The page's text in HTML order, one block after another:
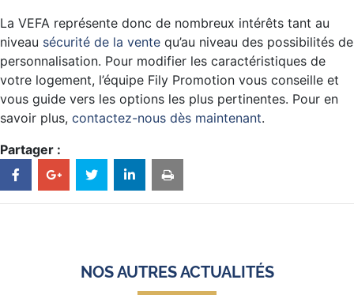
La VEFA représente donc de nombreux intérêts tant au
niveau sécurité de la vente qu’au niveau des possibilités de
personnalisation. Pour modifier les caractéristiques de
votre logement, l’équipe Fily Promotion vous conseille et
vous guide vers les options les plus pertinentes. Pour en
savoir plus, contactez-nous dès maintenant.
Partager :
NOS AUTRES ACTUALITÉS